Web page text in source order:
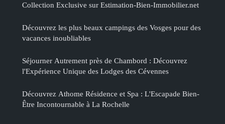
Collection Exclusive sur Estimation-Bien-Immobilier.net
Découvrez les plus beaux campings des Vosges pour des
vacances inoubliables
Séjourner Autrement près de Chambord : Découvrez
l'Expérience Unique des Lodges des Cévennes
Découvrez Athome Résidence et Spa : L'Escapade Bien-
Être Incontournable à La Rochelle